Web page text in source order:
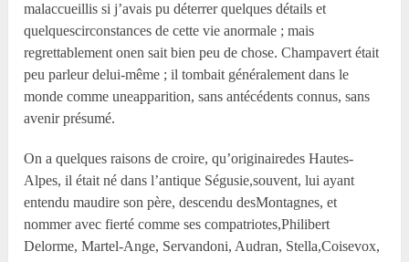
malaccueillis si j’avais pu déterrer quelques détails et
quelquescirconstances de cette vie anormale ; mais
regrettablement onen sait bien peu de chose. Champavert était
peu parleur delui-même ; il tombait généralement dans le
monde comme uneapparition, sans antécédents connus, sans
avenir présumé.
On a quelques raisons de croire, qu’originairedes Hautes-
Alpes, il était né dans l’antique Ségusie,souvent, lui ayant
entendu maudire son père, descendu desMontagnes, et
nommer avec fierté comme ses compatriotes,Philibert
Delorme, Martel-Ange, Servandoni, Audran, Stella,Coisevox,